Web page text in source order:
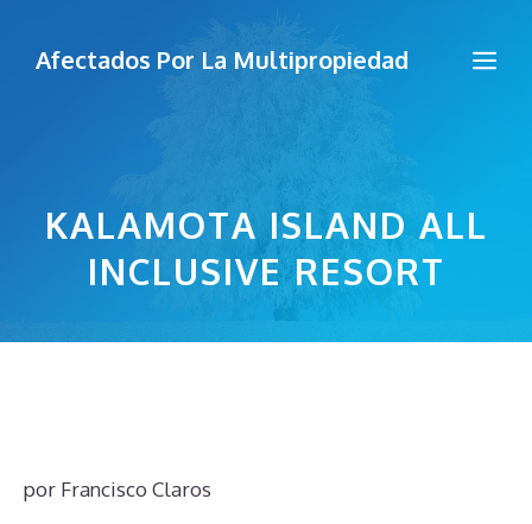
Afectados Por La Multipropiedad
KALAMOTA ISLAND ALL
INCLUSIVE RESORT
por Francisco Claros